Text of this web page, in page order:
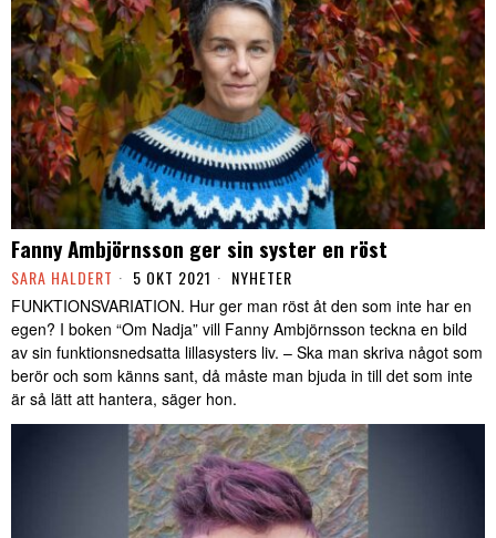
Fanny Ambjörnsson ger sin syster en röst
SARA HALDERT 5 OKT 2021 NYHETER
FUNKTIONSVARIATION. Hur ger man röst åt den som inte har en
egen? I boken “Om Nadja” vill Fanny Ambjörnsson teckna en bild
av sin funktionsnedsatta lillasysters liv. – Ska man skriva något som
berör och som känns sant, då måste man bjuda in till det som inte
är så lätt att hantera, säger hon.